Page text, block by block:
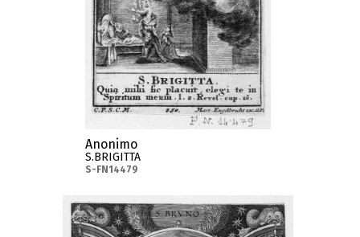
Anonimo
S.BRIGITTA
S-FN14479